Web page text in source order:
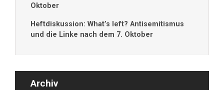
Oktober
Heftdiskussion: What’s left? Antisemitismus
und die Linke nach dem 7. Oktober
Archiv